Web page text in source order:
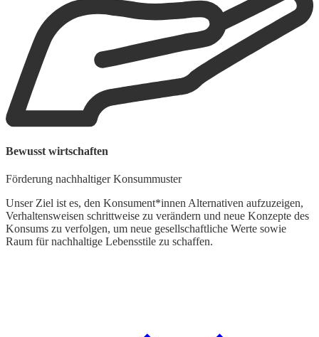
Bewusst wirtschaften
Förderung nachhaltiger Konsummuster
Unser Ziel ist es, den Konsument*innen Alternativen aufzuzeigen,
Verhaltensweisen schrittweise zu verändern und neue Konzepte des
Konsums zu verfolgen, um neue gesellschaftliche Werte sowie
Raum für nachhaltige Lebensstile zu schaffen.